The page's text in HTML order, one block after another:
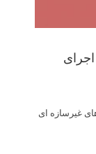
غیرسازه ای